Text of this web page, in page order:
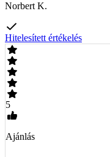
Norbert K.
Hitelesített értékelés
5
Ajánlás